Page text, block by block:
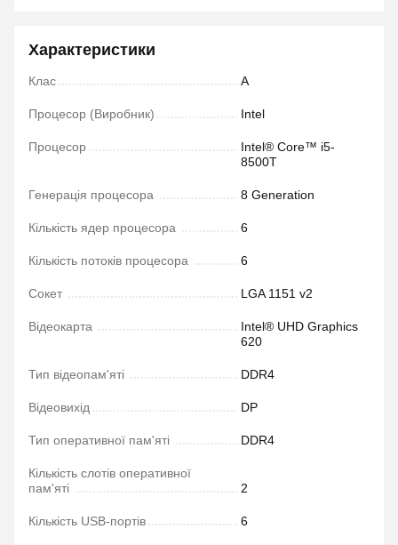
Характеристики
Клас A
Процесор (Виробник) Intel
Процесор
Intel® Core™ i5-
8500T
Генерація процесора 8 Generation
Кількість ядер процесора 6
Кількість потоків процесора 6
Сокет LGA 1151 v2
Відеокарта
Intel® UHD Graphics
620
Тип відеопам'яті DDR4
Відеовихід DP
Тип оперативної пам'яті DDR4
Кількість слотів оперативної
пам'яті
2
Кількість USB-портів 6